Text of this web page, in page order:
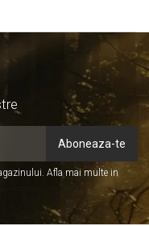
Afla mai multe in